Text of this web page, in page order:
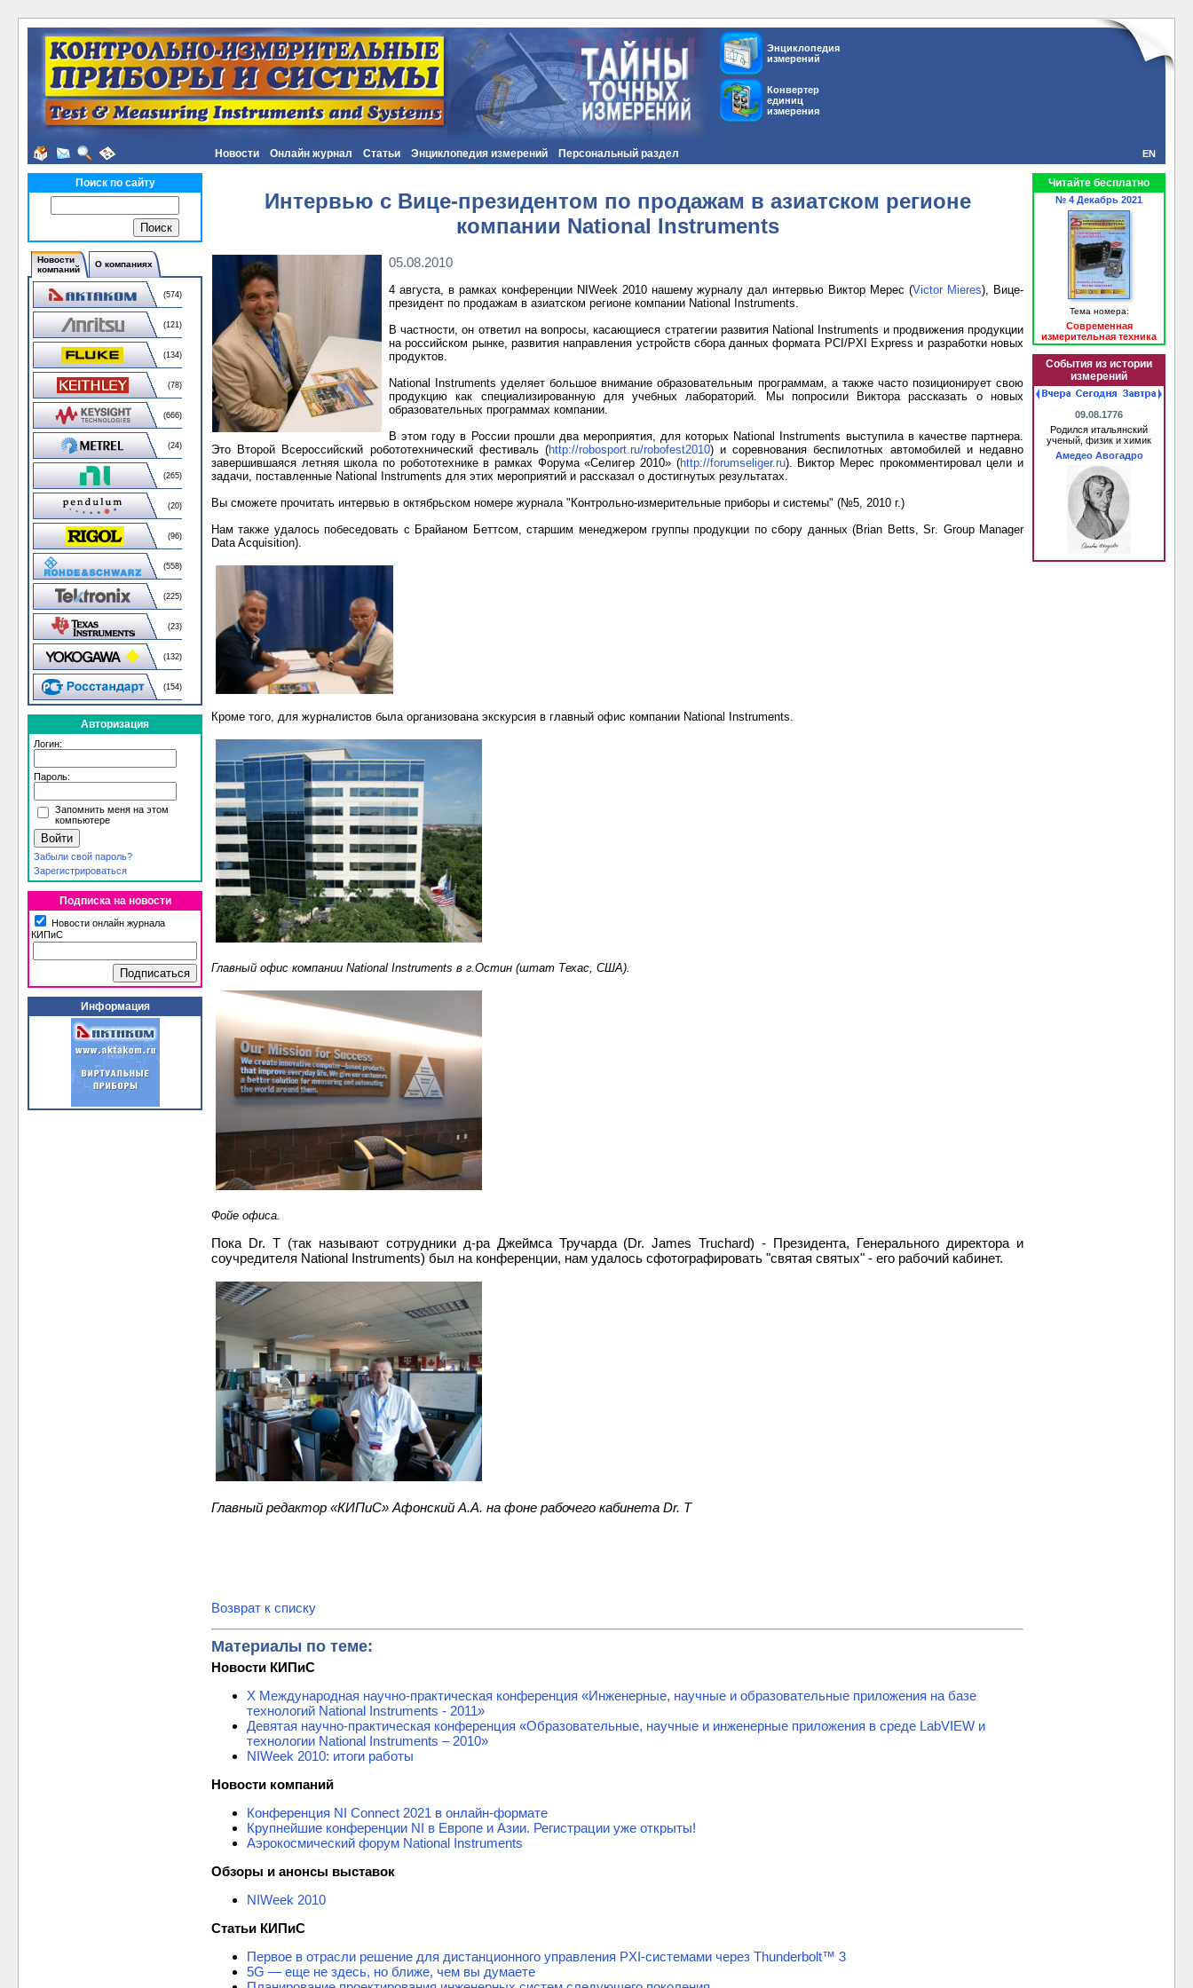
Энциклопедия
измерений
Конвертер
единиц
измерения
Новости Онлайн журнал Статьи Энциклопедия измерений Персональный раздел EN
Поиск по сайту
Новости
компаний
О компаниях
(574)
(121)
(134)
(78)
(666)
(24)
(265)
(20)
(96)
(558)
(225)
(23)
(132)
(154)
Авторизация
Логин:
Пароль:
Запомнить меня на этом
компьютере
Забыли свой пароль?
Зарегистрироваться
Подписка на новости
Новости онлайн журнала
КИПиС
Информация
Интервью с Вице-президентом по продажам в азиатском регионе
компании National Instruments
05.08.2010
4 августа, в рамках конференции NIWeek2010 нашему журналу дал интервью Виктор Мерес (Victor Mieres), Вице-
президент по продажам в азиатском регионе компании National Instruments.
В частности, он ответил на вопросы, касающиеся стратегии развития National Instruments и продвижения продукции
на российском рынке, развития направления устройств сбора данных формата PCI/PXI Express и разработки новых
продуктов.
National Instruments уделяет большое внимание образовательным программам, а также часто позиционирует свою
продукцию как специализированную для учебных лабораторий. Мы попросили Виктора рассказать о новых
образовательных программах компании.
В этом году в России прошли два мероприятия, для которых National Instruments выступила в качестве партнера.
Это Второй Всероссийский робототехнический фестиваль (http://robosport.ru/robofest2010) и соревнования беспилотных автомобилей и недавно
завершившаяся летняя школа по робототехнике в рамках Форума «Селигер 2010» (http://forumseliger.ru). Виктор Мерес прокомментировалцели и
задачи, поставленные National Instruments для этих мероприятий и рассказал о достигнутых результатах.
Вы сможете прочитать интервью в октябрьском номере журнала "Контрольно-измерительные приборы и системы" (№5, 2010 г.)
Нам также удалось побеседовать с Брайаном Беттсом, старшим менеджером группы продукции по сбору данных (Brian Betts,Sr. Group Manager
Data Acquisition).
Кроме того, для журналистов была организована экскурсия в главный офис компании National Instruments.
Главный офис компании National Instruments в г.Остин (штат Техас, США).
Фойе офиса.
Пока Dr. T (так называют сотрудники д-ра Джеймса Тручарда (Dr. James Truchard) - Президента, Генерального директора и
соучредителя National Instruments) был на конференции, нам удалось сфотографировать "святая святых" - его рабочий кабинет.
Главный редактор «КИПиС» Афонский А.А. на фоне рабочего кабинета Dr. T
Возврат к списку
Материалы по теме:
Новости КИПиС
X Международная научно-практическая конференция «Инженерные, научные и образовательные приложения на базе
технологий National Instruments - 2011»
Девятая научно-практическая конференция «Образовательные, научные и инженерные приложения в среде LabVIEW и
технологии National Instruments – 2010»
NIWeek 2010: итоги работы
Новости компаний
Конференция NI Connect 2021 в онлайн-формате
Крупнейшие конференции NI в Европе и Азии. Регистрации уже открыты!
Аэрокосмический форум National Instruments
Обзоры и анонсы выставок
NIWeek 2010
Статьи КИПиС
Первое в отрасли решение для дистанционного управления PXI-системами через Thunderbolt™ 3
5G — еще не здесь, но ближе, чем вы думаете
Читайте бесплатно
№ 4 Декабрь 2021
Тема номера:
Современная
измерительная техника
События из истории
измерений
09.08.1776
Родился итальянский
ученый, физик и химик
Амедео Авогадро